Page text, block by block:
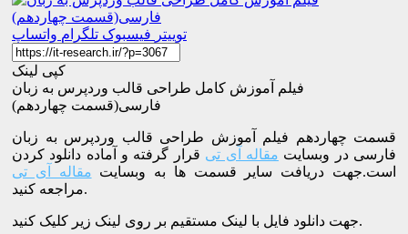
توییتر فیسبوک تلگرام واتساپ
کپی لینک
فیلم آموزش کامل طراحی قالب وردپرس به زبان
فارسی(قسمت چهاردهم)
قسمت چهاردهم فیلم آموزش طراحی قالب وردپرس به زبان
فارسی در وبسایت مقاله آی تی قرار گرفته و آماده دانلود کردن
است.جهت دریافت سایر قسمت ها به وبسایت مقاله آی تی
مراجعه کنید.
جهت دانلود فایل با لینک مستقیم بر روی لینک زیر کلیک کنید.